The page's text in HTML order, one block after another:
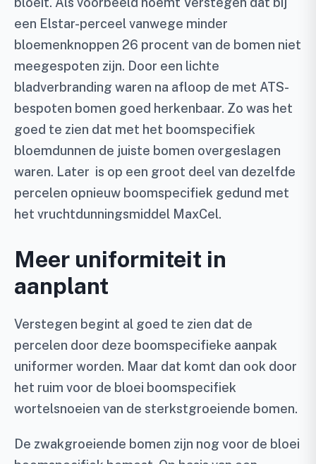
een Elstar-perceel vanwege minder
bloemenknoppen 26 procent van de bomen niet
meegespoten zijn. Door een lichte
bladverbranding waren na afloop de met ATS-
bespoten bomen goed herkenbaar. Zo was het
goed te zien dat met het boomspecifiek
bloemdunnen de juiste bomen overgeslagen
waren. Later is op een groot deel van dezelfde
percelen opnieuw boomspecifiek gedund met
het vruchtdunningsmiddel MaxCel.
Meer uniformiteit in
aanplant
Verstegen begint al goed te zien dat de
percelen door deze boomspecifieke aanpak
uniformer worden. Maar dat komt dan ook door
het ruim voor de bloei boomspecifiek
wortelsnoeien van de sterkstgroeiende bomen.
De zwakgroeiende bomen zijn nog voor de bloei